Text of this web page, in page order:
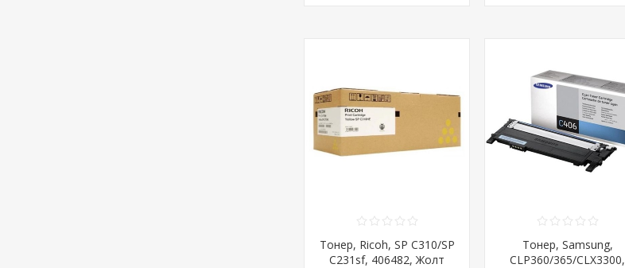
Тонер, Ricoh, SP C310/SP
C231sf, 406482, Жолт
Тонер, Samsung,
CLP360/365/CLX3300,